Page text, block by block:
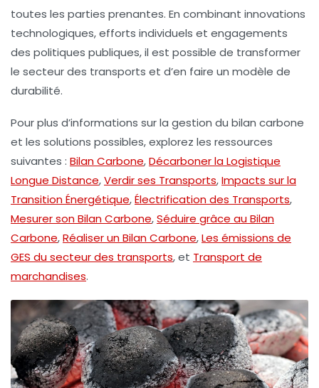
toutes les parties prenantes. En combinant innovations
technologiques, efforts individuels et engagements
des politiques publiques, il est possible de transformer
le secteur des transports et d’en faire un modèle de
durabilité.
Pour plus d’informations sur la gestion du bilan carbone
et les solutions possibles, explorez les ressources
suivantes : Bilan Carbone,Décarboner la Logistique
Longue Distance,Verdir ses Transports,Impacts sur la
Transition Énergétique,Électrification des Transports,
Mesurer son Bilan Carbone,Séduire grâce au Bilan
Carbone,Réaliser un Bilan Carbone,Les émissions de
GES du secteur des transports, et Transport de
marchandises.